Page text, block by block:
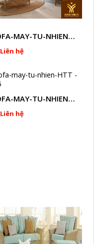
SOFA-MAY-TU-NHIEN-HTT - M63
Liên hệ
SOFA-MAY-TU-NHIEN-HTT - M65
Liên hệ